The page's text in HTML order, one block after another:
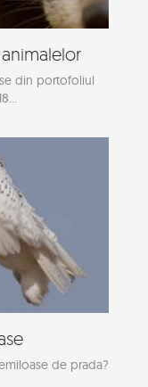
din portofoliul
de prada?